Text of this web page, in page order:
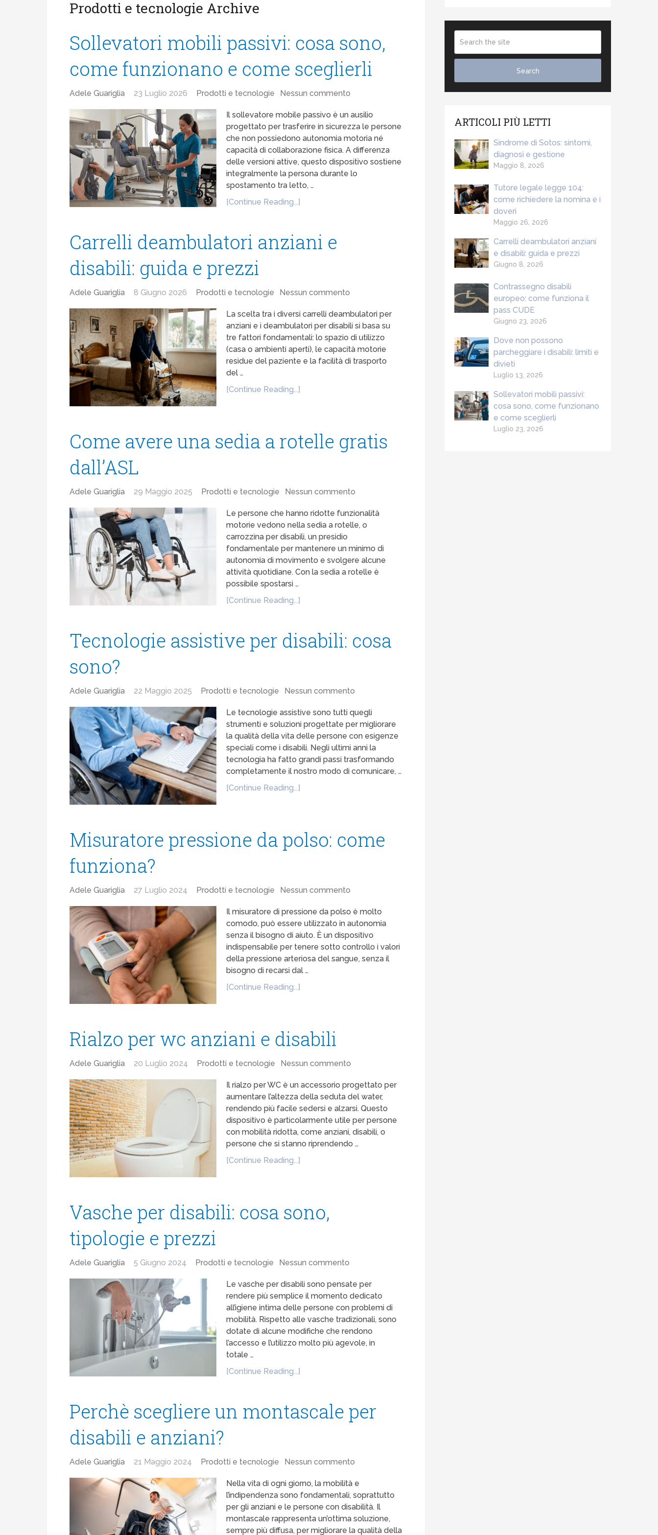
Prodotti e tecnologie Archive
Sollevatori mobili passivi: cosa sono,
come funzionano e come sceglierli
Adele Guariglia 23 Luglio 2026 Prodotti e tecnologie Nessun commento
Il sollevatore mobile passivo è un ausilio
progettato per trasferire in sicurezza le persone
che non possiedono autonomia motoria né
capacità di collaborazione fisica. A differenza
delle versioni attive, questo dispositivo sostiene
integralmente la persona durante lo
spostamento tra letto, …
[Continue Reading...]
Carrelli deambulatori anziani e
disabili: guida e prezzi
Adele Guariglia 8 Giugno 2026 Prodotti e tecnologie Nessun commento
La scelta tra i diversi carrelli deambulatori per
anziani e i deambulatori per disabili si basa su
tre fattori fondamentali: lo spazio di utilizzo
(casa o ambienti aperti), le capacità motorie
residue del paziente e la facilità di trasporto
del …
[Continue Reading...]
Come avere una sedia a rotelle gratis
dall’ASL
Adele Guariglia 29 Maggio 2025 Prodotti e tecnologie Nessun commento
Le persone che hanno ridotte funzionalità
motorie vedono nella sedia a rotelle, o
carrozzina per disabili, un presidio
fondamentale per mantenere un minimo di
autonomia di movimento e svolgere alcune
attività quotidiane. Con la sedia a rotelle è
possibile spostarsi …
[Continue Reading...]
Tecnologie assistive per disabili: cosa
sono?
Adele Guariglia 22 Maggio 2025 Prodotti e tecnologie Nessun commento
Le tecnologie assistive sono tutti quegli
strumenti e soluzioni progettate per migliorare
la qualità della vita delle persone con esigenze
speciali come i disabili. Negli ultimi anni la
tecnologia ha fatto grandi passi trasformando
completamente il nostro modo di comunicare, …
[Continue Reading...]
Misuratore pressione da polso: come
funziona?
Adele Guariglia 27 Luglio 2024 Prodotti e tecnologie Nessun commento
Il misuratore di pressione da polso è molto
comodo, può essere utilizzato in autonomia
senza il bisogno di aiuto. È un dispositivo
indispensabile per tenere sotto controllo i valori
della pressione arteriosa del sangue, senza il
bisogno di recarsi dal …
[Continue Reading...]
Rialzo per wc anziani e disabili
Adele Guariglia 20 Luglio 2024 Prodotti e tecnologie Nessun commento
Il rialzo per WC è un accessorio progettato per
aumentare l’altezza della seduta del water,
rendendo più facile sedersi e alzarsi. Questo
dispositivo è particolarmente utile per persone
con mobilità ridotta, come anziani, disabili, o
persone che si stanno riprendendo …
[Continue Reading...]
Vasche per disabili: cosa sono,
tipologie e prezzi
Adele Guariglia 5 Giugno 2024 Prodotti e tecnologie Nessun commento
Le vasche per disabili sono pensate per
rendere più semplice il momento dedicato
all’igiene intima delle persone con problemi di
mobilità. Rispetto alle vasche tradizionali, sono
dotate di alcune modifiche che rendono
l’accesso e l’utilizzo molto più agevole, in
totale …
[Continue Reading...]
Perchè scegliere un montascale per
disabili e anziani?
Adele Guariglia 21 Maggio 2024 Prodotti e tecnologie Nessun commento
Nella vita di ogni giorno, la mobilità e
l’indipendenza sono fondamentali, soprattutto
per gli anziani e le persone con disabilità. Il
montascale rappresenta un’ottima soluzione,
sempre più diffusa, per migliorare la qualità della
ARTICOLI PIÙ LETTI
Sindrome di Sotos: sintomi,
diagnosi e gestione
Maggio 8, 2026
Tutore legale legge 104:
come richiedere la nomina e i
doveri
Maggio 26, 2026
Carrelli deambulatori anziani
e disabili: guida e prezzi
Giugno 8, 2026
Contrassegno disabili
europeo: come funziona il
pass CUDE
Giugno 23, 2026
Dove non possono
parcheggiare i disabili: limiti e
divieti
Luglio 13, 2026
Sollevatori mobili passivi:
cosa sono, come funzionano
e come sceglierli
Luglio 23, 2026